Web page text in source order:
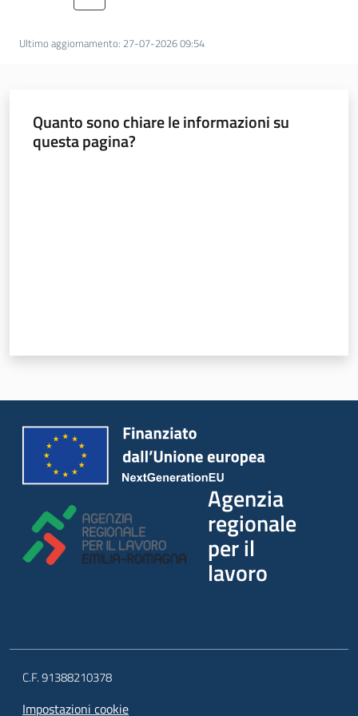
Lavoro per te
Ultimo aggiornamento: 27-07-2026 09:54
Quanto sono chiare le informazioni su
questa pagina?
Agenzia
regionale
per il
lavoro
C.F. 91388210378
Impostazioni cookie